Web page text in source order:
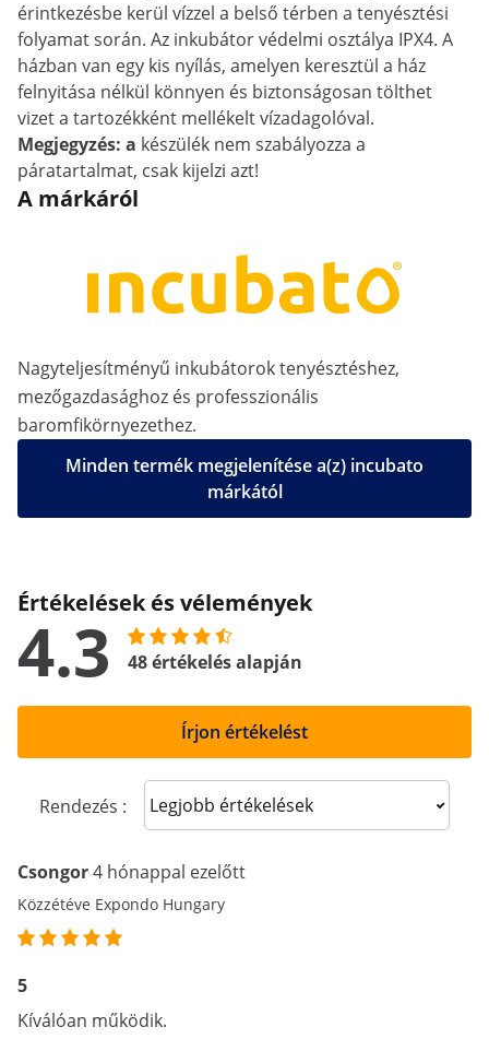
érintkezésbe kerül vízzel a belső térben a tenyésztési
folyamat során. Az inkubátor védelmi osztálya IPX4. A
házban van egy kis nyílás, amelyen keresztül a ház
felnyitása nélkül könnyen és biztonságosan tölthet
vizet a tartozékként mellékelt vízadagolóval.
Megjegyzés: a készülék nem szabályozza a
páratartalmat, csak kijelzi azt!
A márkáról
Nagyteljesítményű inkubátorok tenyésztéshez,
mezőgazdasághoz és professzionális
baromfikörnyezethez.
Minden termék megjelenítése a(z) incubato
márkától
Értékelések és vélemények
4.3 48 értékelés alapján
Írjon értékelést
Rendezés : Sort reviews
Csongor4 hónappal ezelőtt
Közzétéve Expondo Hungary
5
Kíválóan működik.